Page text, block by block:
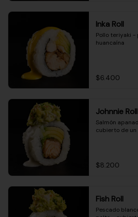
Inka Roll
Pollo teriyaki -
huancaína
$6.400
Johnnie Roll
Salmón
cubierto de
$8.200
Fish Roll
Pescado